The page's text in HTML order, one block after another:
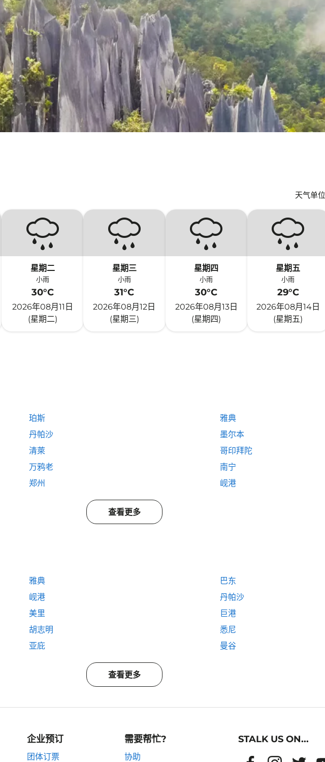
天气单位
星期二
小雨
30°C
2026年08月11日
(星期二)
星期三
小雨
31°C
2026年08月12日
(星期三)
星期四
小雨
30°C
2026年08月13日
(星期四)
星期五
小雨
29°C
2026年08月14日
(星期五)
珀斯
雅典
丹帕沙
墨尔本
清萊
哥印拜陀
万鸦老
南宁
郑州 岘港
查看更多
雅典
巴东
岘港
丹帕沙
美里
巨港
胡志明
悉尼
亚庇 曼谷
查看更多
企业预订
团体订票
需要帮忙?
协助
STALK US ON...